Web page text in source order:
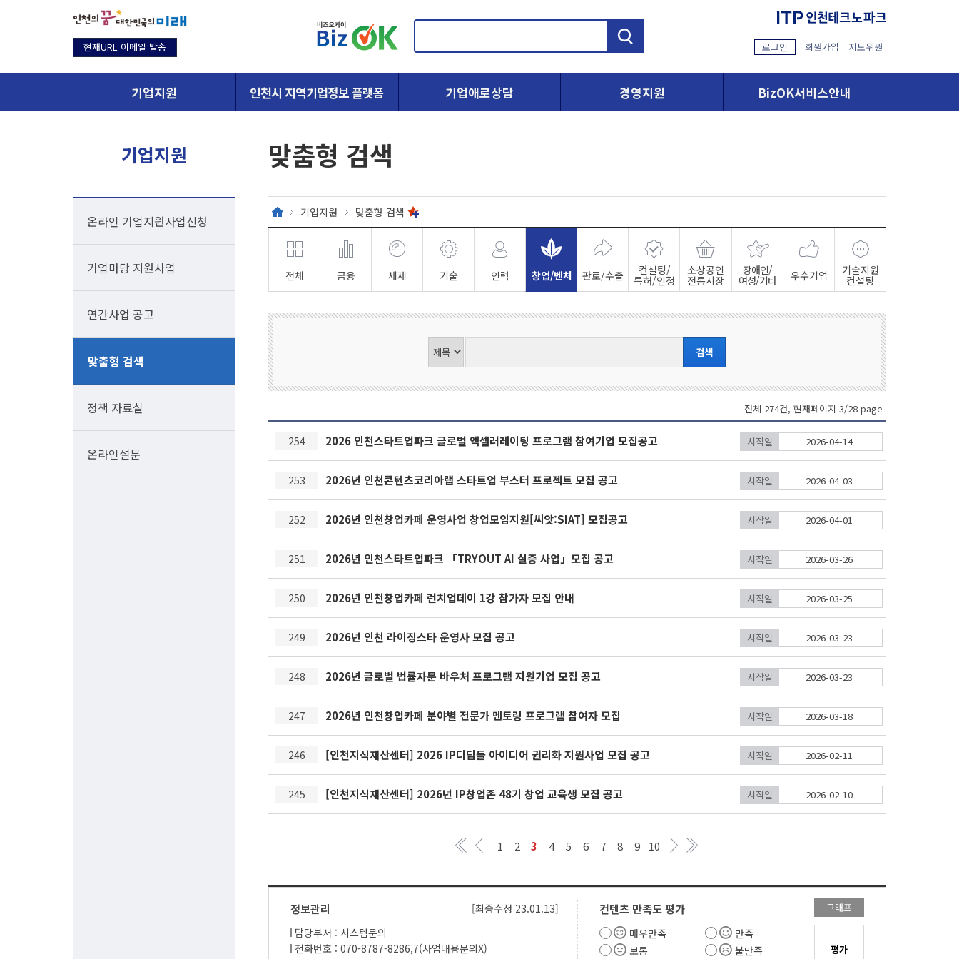
검
현재URL 이메일 발송
기업지원 인천시 지역기업정보 플랫폼 기업애로상담 경영지원 BizOK서비스안내
로그인 회원가입 지도위원
기업지원
온라인 기업지원사업신청
기업마당 지원사업
연간사업 공고
맞춤형 검색
정책 자료실
온라인설문
맞춤형 검색
기업지원 맞춤형 검색
전체 금융 세제 기술 인력 창업/벤처 판로/수출 컨설팅/
특허/인정
소상공인
전통시장
장애인/
여성/기타 우수기업 기술지원
컨설팅
벤
전체 274건, 현재페이지 3/28 page
254 2026 인천스타트업파크 글로벌 액셀러레이팅 프로그램 참여기업 모집공고 시작일 2026-04-14
253 2026년 인천콘텐츠코리아랩 스타트업 부스터 프로젝트 모집 공고 시작일 2026-04-03
252 2026년 인천창업카페 운영사업 창업모임지원[씨앗:SIAT] 모집공고 시작일 2026-04-01
251 2026년 인천스타트업파크 「TRYOUT AI 실증 사업」모집 공고 시작일 2026-03-26
250 2026년 인천창업카페 런치업데이 1강 참가자 모집 안내 시작일 2026-03-25
249 2026년 인천 라이징스타 운영사 모집 공고 시작일 2026-03-23
248 2026년 글로벌 법률자문 바우처 프로그램 지원기업 모집 공고 시작일 2026-03-23
247 2026년 인천창업카페 분야별 전문가 멘토링 프로그램 참여자 모집 시작일 2026-03-18
246 [인천지식재산센터] 2026 IP디딤돌 아이디어 권리화 지원사업 모집 공고 시작일 2026-02-11
245 [인천지식재산센터] 2026년 IP창업존 48기 창업 교육생 모집 공고 시작일 2026-02-10
1 2 3 4 5 6 7 8 9 10
정보관리
[최종수정 23.01.13]
담당부서 : 시스템문의
전화번호 : 070-8787-8286,7(사업내용문의X)
컨텐츠 만족도 평가 그래프
매우만족
만족
보통
불만족